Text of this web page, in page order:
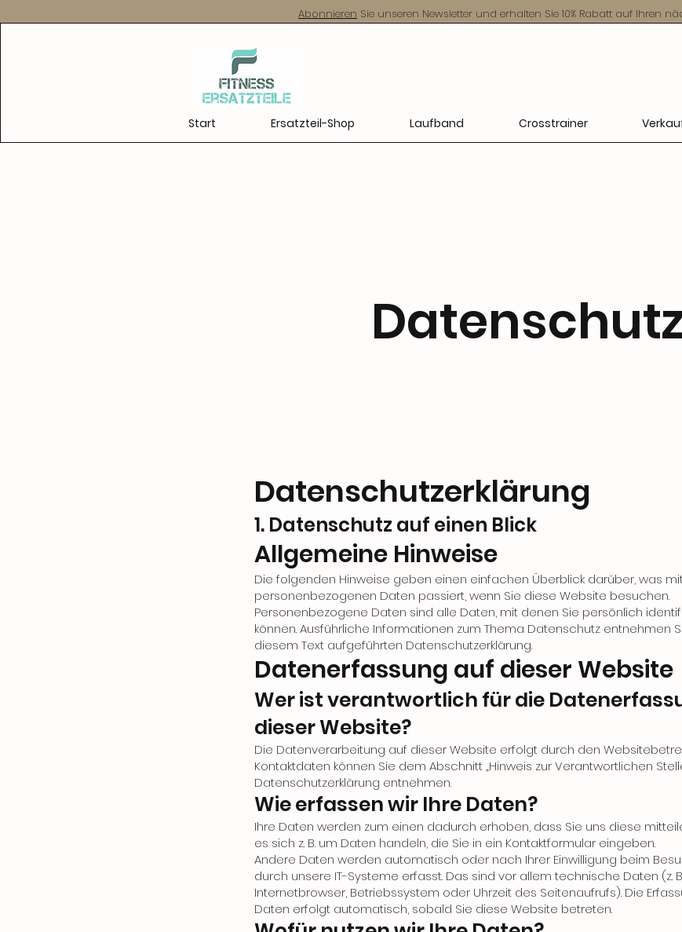
Abonnieren Sie unseren Newsletter und erhalten Sie 10% Rabatt auf Ihren
Start Ersatzteil-Shop Laufband Crosstrainer
Datenschutz
Datenschutz­erklärung
1. Datenschutz auf einen Blick
Allgemeine Hinweise
Die folgenden Hinweise geben einen einfachen Überblick darüber, was
personenbezogenen Daten passiert, wenn Sie diese Website besuchen.
Personenbezogene Daten sind alle Daten, mit denen Sie persönlich
können. Ausführliche Informationen zum Thema Datenschutz entnehmen
diesem Text aufgeführten Datenschutzerklärung.
Datenerfassung auf dieser Website
Wer ist verantwortlich für die
dieser Website?
Die Datenverarbeitung auf dieser Website erfolgt durch den
Kontaktdaten können Sie dem Abschnitt „Hinweis zur Verantwortlichen
Datenschutzerklärung entnehmen.
Wie erfassen wir Ihre Daten?
Ihre Daten werden zum einen dadurch erhoben, dass Sie uns diese
es sich z. B. um Daten handeln, die Sie in ein Kontaktformular eingeben.
Andere Daten werden automatisch oder nach Ihrer Einwilligung beim
durch unsere IT-Systeme erfasst. Das sind vor allem technische Daten (z.
Internetbrowser, Betriebssystem oder Uhrzeit des Seitenaufrufs). Die
Daten erfolgt automatisch, sobald Sie diese Website betreten.